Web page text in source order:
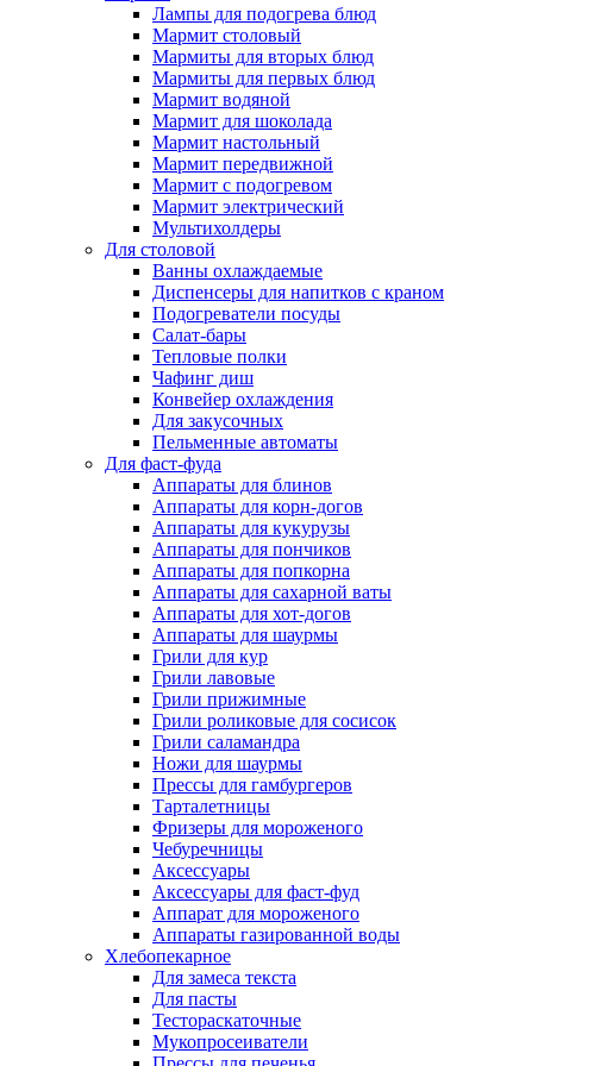
Лампы для подогрева блюд
Мармит столовый
Мармиты для вторых блюд
Мармиты для первых блюд
Мармит водяной
Мармит для шоколада
Мармит настольный
Мармит передвижной
Мармит с подогревом
Мармит электрический
Мультихолдеры
Для столовой
Ванны охлаждаемые
Диспенсеры для напитков с краном
Подогреватели посуды
Салат-бары
Тепловые полки
Чафинг диш
Конвейер охлаждения
Для закусочных
Пельменные автоматы
Для фаст-фуда
Аппараты для блинов
Аппараты для корн-догов
Аппараты для кукурузы
Аппараты для пончиков
Аппараты для попкорна
Аппараты для сахарной ваты
Аппараты для хот-догов
Аппараты для шаурмы
Грили для кур
Грили лавовые
Грили прижимные
Грили роликовые для сосисок
Грили саламандра
Ножи для шаурмы
Прессы для гамбургеров
Тарталетницы
Фризеры для мороженого
Чебуречницы
Аксессуары
Аксессуары для фаст-фуд
Аппарат для мороженого
Аппараты газированной воды
Хлебопекарное
Для замеса текста
Для пасты
Тестораскаточные
Мукопросеиватели